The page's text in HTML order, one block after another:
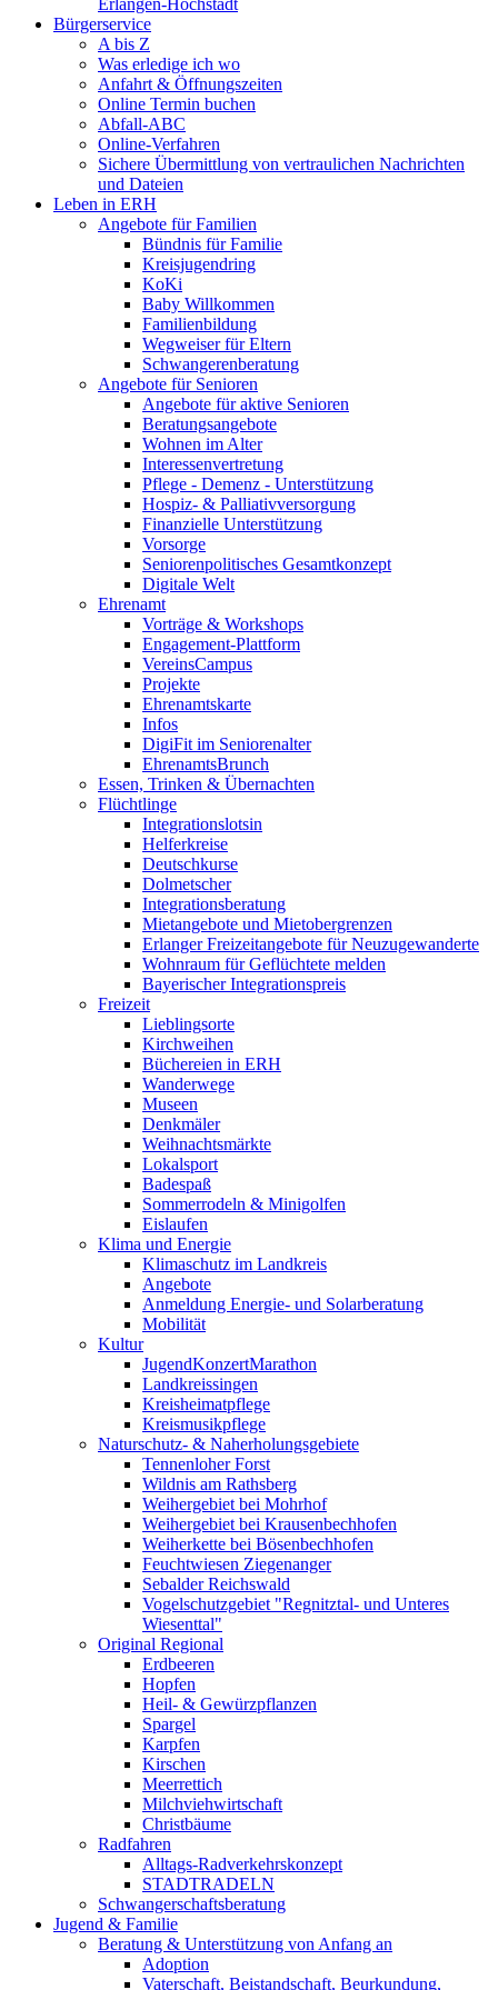
Erlangen-Höchstadt
Bürgerservice
A bis Z
Was erledige ich wo
Anfahrt & Öffnungszeiten
Online Termin buchen
Abfall-ABC
Online-Verfahren
Sichere Übermittlung von vertraulichen Nachrichten
und Dateien
Leben in ERH
Angebote für Familien
Bündnis für Familie
Kreisjugendring
KoKi
Baby Willkommen
Familienbildung
Wegweiser für Eltern
Schwangerenberatung
Angebote für Senioren
Angebote für aktive Senioren
Beratungsangebote
Wohnen im Alter
Interessenvertretung
Pflege - Demenz - Unterstützung
Hospiz- & Palliativversorgung
Finanzielle Unterstützung
Vorsorge
Seniorenpolitisches Gesamtkonzept
Digitale Welt
Ehrenamt
Vorträge & Workshops
Engagement-Plattform
VereinsCampus
Projekte
Ehrenamtskarte
Infos
DigiFit im Seniorenalter
EhrenamtsBrunch
Essen, Trinken & Übernachten
Flüchtlinge
Integrationslotsin
Helferkreise
Deutschkurse
Dolmetscher
Integrationsberatung
Mietangebote und Mietobergrenzen
Erlanger Freizeitangebote für Neuzugewanderte
Wohnraum für Geflüchtete melden
Bayerischer Integrationspreis
Freizeit
Lieblingsorte
Kirchweihen
Büchereien in ERH
Wanderwege
Museen
Denkmäler
Weihnachtsmärkte
Lokalsport
Badespaß
Sommerrodeln & Minigolfen
Eislaufen
Klima und Energie
Klimaschutz im Landkreis
Angebote
Anmeldung Energie- und Solarberatung
Mobilität
Kultur
JugendKonzertMarathon
Landkreissingen
Kreisheimatpflege
Kreismusikpflege
Naturschutz- & Naherholungsgebiete
Tennenloher Forst
Wildnis am Rathsberg
Weihergebiet bei Mohrhof
Weihergebiet bei Krausenbechhofen
Weiherkette bei Bösenbechhofen
Feuchtwiesen Ziegenanger
Sebalder Reichswald
Vogelschutzgebiet "Regnitztal- und Unteres
Wiesenttal"
Original Regional
Erdbeeren
Hopfen
Heil- & Gewürzpflanzen
Spargel
Karpfen
Kirschen
Meerrettich
Milchviehwirtschaft
Christbäume
Radfahren
Alltags-Radverkehrskonzept
STADTRADELN
Schwangerschaftsberatung
Jugend & Familie
Beratung & Unterstützung von Anfang an
Adoption
Vaterschaft, Beistandschaft, Beurkundung,